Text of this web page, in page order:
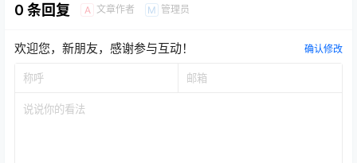
0 条回复 A 文章作者 M 管理员
欢迎您，新朋友，感谢参与互动！ 确认修改